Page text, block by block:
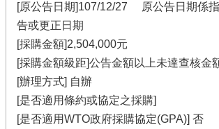
[原公告日期]107/12/27 原公告日期係
告或更正日期
[採購金額]2,504,000元
[採購金額級距]公告金額以上未達查核金
[辦理方式] 自辦
[是否適用條約或協定之採購]
[是否適用WTO政府採購協定(GPA)] 否